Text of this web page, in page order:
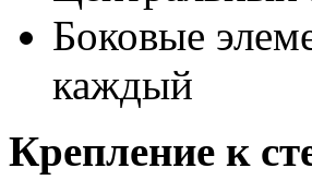
Боковые
каждый
Крепление к